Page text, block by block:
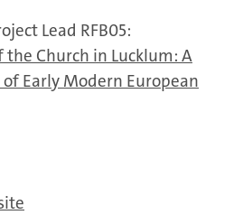
Lead RFB05:
Church in Lucklum: A
Early Modern European